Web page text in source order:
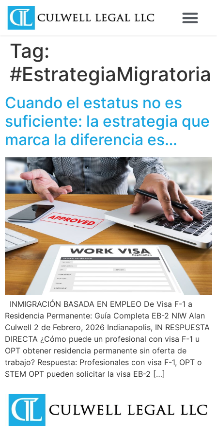
Tag:
#EstrategiaMigratoria
Cuando el estatus no es
suficiente: la estrategia que
marca la diferencia es…
INMIGRACIÓN BASADA EN EMPLEO De Visa F-1 a
Residencia Permanente: Guía Completa EB-2 NIW Alan
Culwell 2 de Febrero, 2026 Indianapolis, IN RESPUESTA
DIRECTA ¿Cómo puede un profesional con visa F-1 u
OPT obtener residencia permanente sin oferta de
trabajo? Respuesta: Profesionales con visa F-1, OPT o
STEM OPT pueden solicitar la visa EB-2 […]